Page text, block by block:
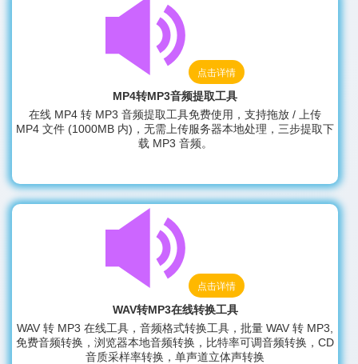
点击详情
MP4转MP3音频提取工具
在线 MP4 转 MP3 音频提取工具免费使用，支持拖放 / 上传
MP4 文件 (1000MB 内)，无需上传服务器本地处理，三步提取下
载 MP3 音频。
点击详情
WAV转MP3在线转换工具
WAV 转 MP3 在线工具，音频格式转换工具，批量 WAV 转 MP3,
免费音频转换，浏览器本地音频转换，比特率可调音频转换，CD
音质采样率转换，单声道立体声转换